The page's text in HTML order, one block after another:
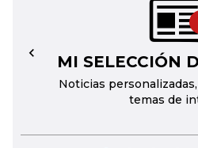
MI SELECCIÓN
Noticias
temas de
←